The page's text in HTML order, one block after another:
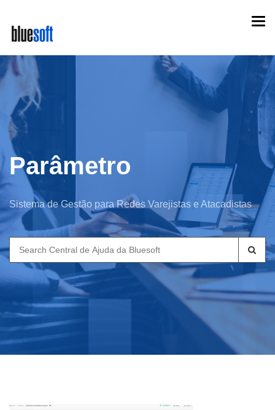
main
content
Parâmetro
Sistema de Gestão para Redes Varejistas e Atacadistas
Search
for: